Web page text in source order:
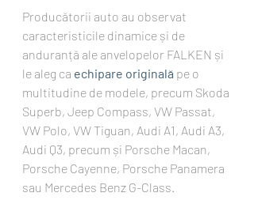
Producătorii auto au observat
caracteristicile dinamice și de
anduranță ale anvelopelor FALKEN și
le aleg ca echipare originală pe o
multitudine de modele, precum Skoda
Superb, Jeep Compass, VW Passat,
VW Polo, VW Tiguan, Audi A1, Audi A3,
Audi Q3, precum și Porsche Macan,
Porsche Cayenne, Porsche Panamera
sau Mercedes Benz G-Class.